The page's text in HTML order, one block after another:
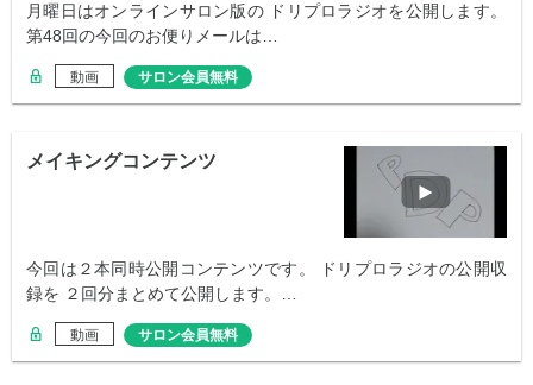
月曜日はオンラインサロン版の ドリプロラジオを公開します。
第48回の今回のお便りメールは…
動画 サロン会員無料
メイキングコンテンツ
今回は２本同時公開コンテンツです。 ドリプロラジオの公開収
録を ２回分まとめて公開します。…
動画 サロン会員無料